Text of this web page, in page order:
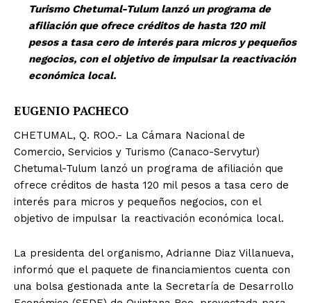
Turismo Chetumal-Tulum lanzó un programa de
afiliación que ofrece créditos de hasta 120 mil
pesos a tasa cero de interés para micros y pequeños
negocios, con el objetivo de impulsar la reactivación
económica local.
EUGENIO PACHECO
CHETUMAL, Q. ROO.- La Cámara Nacional de
Comercio, Servicios y Turismo (Canaco-Servytur)
Chetumal-Tulum lanzó un programa de afiliación que
ofrece créditos de hasta 120 mil pesos a tasa cero de
interés para micros y pequeños negocios, con el
objetivo de impulsar la reactivación económica local.
La presidenta del organismo, Adrianne Diaz Villanueva,
informó que el paquete de financiamientos cuenta con
una bolsa gestionada ante la Secretaría de Desarrollo